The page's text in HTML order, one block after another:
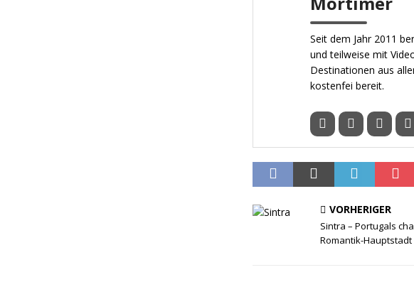
Seit dem Jahr 2011
und teilweise mit
Destinationen aus
kostenfei bereit.
VORHERIGER
Sintra – Portugals
Romantik-Hauptstadt